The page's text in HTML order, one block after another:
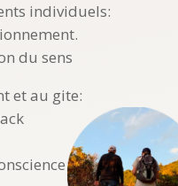
individuels:
du sens
et au gite: